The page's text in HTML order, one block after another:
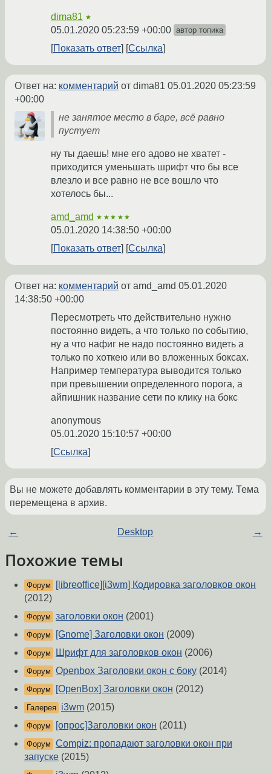
dima81 ★
05.01.2020 05:23:59 +00:00 автор топика
Показать ответ Ссылка
Ответ на: комментарий от dima81 05.01.2020 05:23:59
+00:00
не занятое место в баре, всё равно
пустует
ну ты даешь! мне его адово не хватет -
приходится уменьшать шрифт что бы все
влезло и все равно не все вошло что
хотелось бы...
amd_amd ★★★★★
05.01.2020 14:38:50 +00:00
Показать ответ
Ссылка
Ответ на: комментарий от amd_amd 05.01.2020
14:38:50 +00:00
Пересмотреть что действительно нужно
постоянно видеть, а что только по событию,
ну а что нафиг не надо постоянно видеть а
только по хоткею или во вложенных боксах.
Например температура выводится только
при превышении определенного порога, а
айпишник название сети по клику на бокс
anonymous
05.01.2020 15:10:57 +00:00
Ссылка
Вы не можете добавлять комментарии в эту тему. Тема
перемещена в архив.
← Desktop →
Похожие темы
Форум
[libreoffice][i3wm] Кодировка заголовков окон
(2012)
Форум заголовки окон (2001)
Форум [Gnome] Заголовки окон (2009)
Форум Шрифт для заголовков окон (2006)
Форум Openbox Заголовки окон с боку (2014)
Форум [OpenBox] Заголовки окон (2012)
Галерея i3wm (2015)
Форум [опрос]Заголовки окон (2011)
Форум Compiz: пропадают заголовки окон при
запуске (2015)